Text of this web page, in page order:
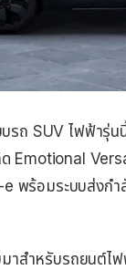
รถ SUV ไฟฟ้ารุ่น
ด Emotional
พร้อมระบบส่งกำ
สำหรับรถยนต์ไฟ